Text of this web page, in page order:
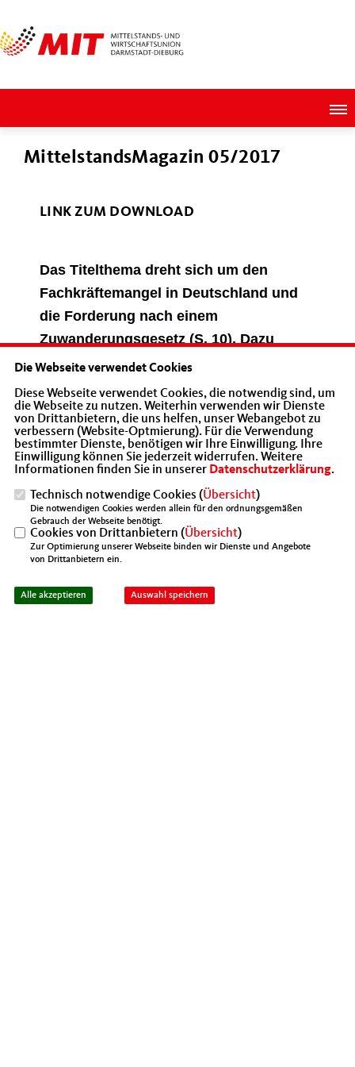
MittelstandsMagazin 05/2017
LINK ZUM DOWNLOAD
Das Titelthema dreht sich um den
Fachkräftemangel in Deutschland und
die Forderung nach einem
Zuwanderungsgesetz (S. 10). Dazu
wurde auch Arbeitsagentur-Vorständin
Valerie Holsboer befragt. Das Interview
lesen Sie ab Seite 14. Zudem blicken wir
auf den Trend zur Rekommunalisierung
und die Folgen für private Unternehmen
(S. 18).
Hier der Link zum Download:
https://www.mit-bund.de/content/oktober-
ausgabe-des-mittelstandsmagazins-
erschienen
Die Webseite verwendet Cookies
Diese Webseite verwendet Cookies, die notwendig sind, um
die Webseite zu nutzen. Weiterhin verwenden wir Dienste
von Drittanbietern, die uns helfen, unser Webangebot zu
verbessern (Website-Optmierung). Für die Verwendung
bestimmter Dienste, benötigen wir Ihre Einwilligung. Ihre
Einwilligung können Sie jederzeit widerrufen. Weitere
Informationen finden Sie in unserer Datenschutzerklärung.
Technisch notwendige Cookies (Übersicht)
Die notwendigen Cookies werden allein für den ordnungsgemäßen
Gebrauch der Webseite benötigt.
Cookies von Drittanbietern (Übersicht)
Zur Optimierung unserer Webseite binden wir Dienste und Angebote
von Drittanbietern ein.
Alle akzeptieren Auswahl speichern